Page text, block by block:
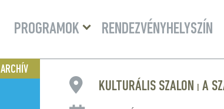
PROGRAMOK
Menü
lenyitásaRENDEZVÉNYHELYSZÍN
ARCHÍV
KULTURÁLIS SZALON A